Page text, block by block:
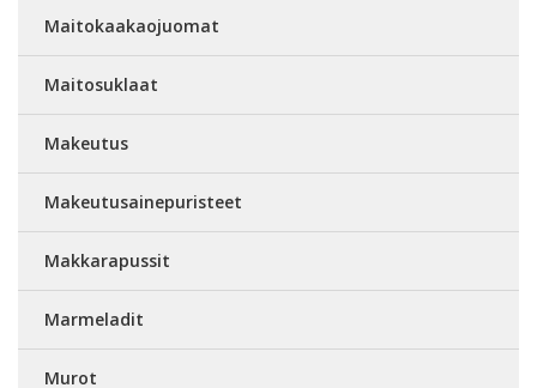
Maitokaakaojuomat
Maitosuklaat
Makeutus
Makeutusainepuristeet
Makkarapussit
Marmeladit
Murot